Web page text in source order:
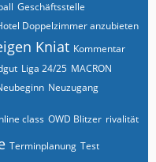
Geschäftsstelle
Doppelzimmer anzubieten
Kniat Kommentar
Liga 24/25 MACRON
Neuzugang
class OWD Blitzer rivalität
Terminplanung Test